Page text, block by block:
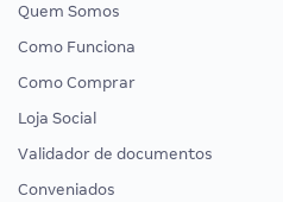
Quem Somos
Como Funciona
Como Comprar
Loja Social
Validador de documentos
Conveniados